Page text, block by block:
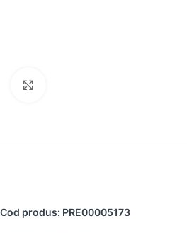
Cod produs: PRE00005173